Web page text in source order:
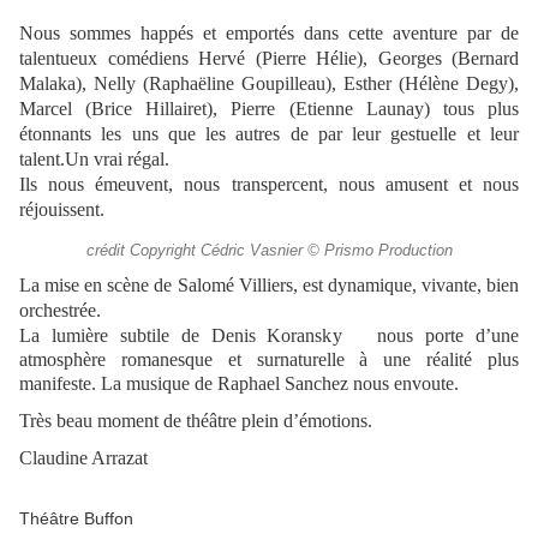
Nous sommes happés et emportés dans cette aventure par de
talentueux comédiens Hervé (Pierre Hélie), Georges (Bernard
Malaka), Nelly (Raphaëline Goupilleau), Esther (Hélène Degy),
Marcel (Brice Hillairet), Pierre (Etienne Launay) tous plus
étonnants les uns que les autres de par leur gestuelle et leur
talent.Un vrai régal.
Ils nous émeuvent, nous transpercent, nous amusent et nous
réjouissent.
crédit Copyright Cédric Vasnier © Prismo Production
La mise en scène de Salomé Villiers, est dynamique, vivante, bien
orchestrée.
La lumière subtile de Denis Koransky nous porte d’une
atmosphère romanesque et surnaturelle à une réalité plus
manifeste. La musique de Raphael Sanchez nous envoute.
Très beau moment de théâtre plein d’émotions.
Claudine Arrazat
Théâtre Buffon